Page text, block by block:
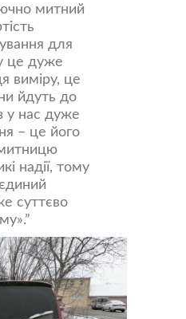
митний
для
це дуже
виміру, це
йдуть до
у нас дуже
– це його
надії, тому
суттєво